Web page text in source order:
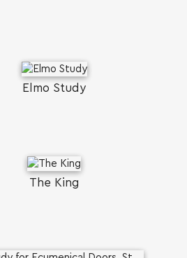
Elmo Study
The King